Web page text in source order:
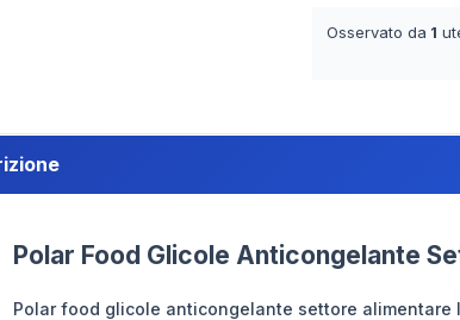
Osservato da 1
Polar Food Glicole Anticongelante
Polar food glicole anticongelante settore